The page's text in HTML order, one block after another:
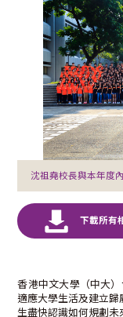
沈祖堯校長與本年度
香港中文大學（中大
適應大學生活及建立
生盡快認識如何規劃未